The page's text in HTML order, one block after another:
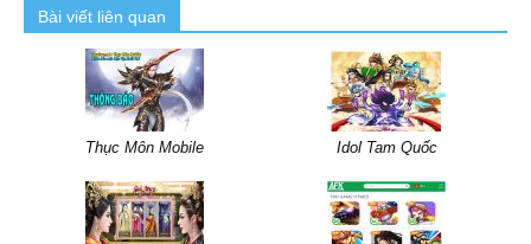
Bài viết liên quan
Thục Môn Mobile Idol Tam Quốc